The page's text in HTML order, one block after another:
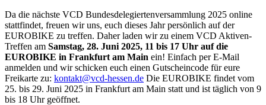
Da die nächste VCD Bundesdelegiertenversammlung 2025 online
stattfindet, freuen wir uns, euch dieses Jahr persönlich auf der
EUROBIKE zu treffen. Daher laden wir zu einem VCD Aktiven-
Treffen am Samstag, 28. Juni 2025, 11 bis 17 Uhr auf die
EUROBIKE in Frankfurt am Main ein! Einfach per E-Mail
anmelden und wir schicken euch einen Gutscheincode für eure
Freikarte zu: kontakt@vcd-hessen.de Die EUROBIKE findet vom
25. bis 29. Juni 2025 in Frankfurt am Main statt und ist täglich von 9
bis 18 Uhr geöffnet.